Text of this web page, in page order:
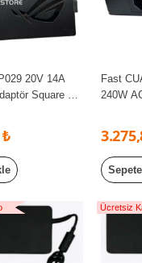
20V 14A
Square Tip
Fast
240W
Ücretsiz